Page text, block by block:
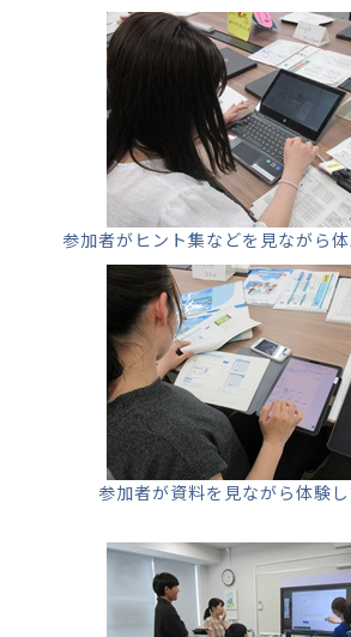
参加者がヒント集などを見ながら
参加者が資料を見ながら体験